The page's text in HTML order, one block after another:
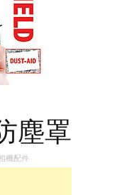
塵罩
機配件